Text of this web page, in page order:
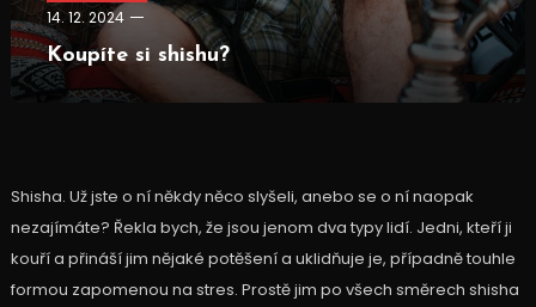
14. 12. 2024
Koupíte si shishu?
Shisha. Už jste o ní někdy něco slyšeli, anebo se o ní naopak
nezajímáte? Řekla bych, že jsou jenom dva typy lidí. Jedni, kteří ji
kouří a přináší jim nějaké potěšení a uklidňuje je, případně touhle
formou zapomenou na stres. Prostě jim po všech směrech shisha